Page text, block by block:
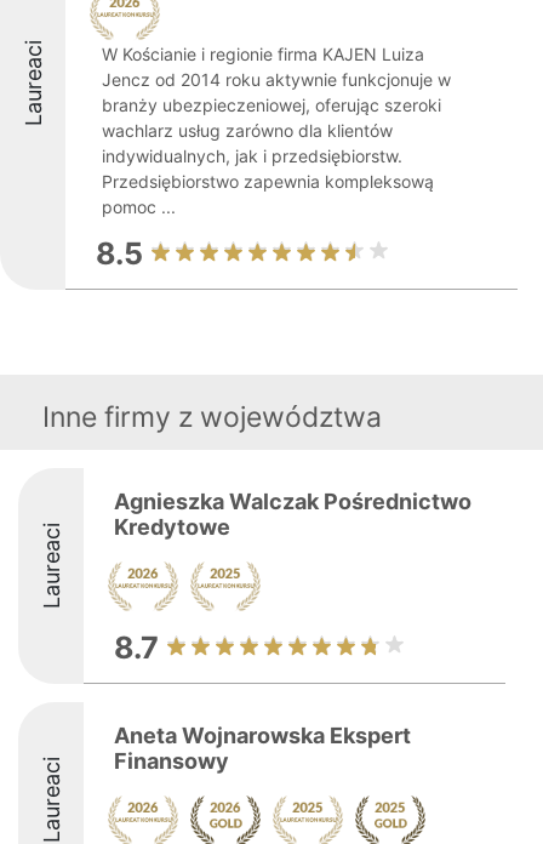
Laureaci
W Kościanie i regionie firma KAJEN Luiza
Jencz od 2014 roku aktywnie funkcjonuje w
branży ubezpieczeniowej, oferując szeroki
wachlarz usług zarówno dla klientów
indywidualnych, jak i przedsiębiorstw.
Przedsiębiorstwo zapewnia kompleksową
pomoc ...
8.5
Inne firmy z województwa
Laureaci
Agnieszka Walczak Pośrednictwo
Kredytowe
8.7
Laureaci
Aneta Wojnarowska Ekspert
Finansowy